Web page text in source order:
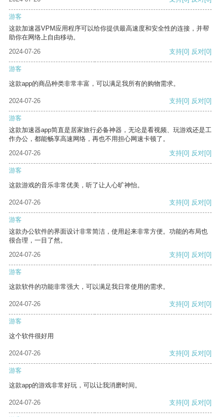
游客
这款加速器VPM应用程序可以给你提供最高速度和安全性的连接，并帮
助你在网络上自由移动。
2024-07-26
支持[0] 反对[0]
游客
这款app的商品种类非常丰富，可以满足我所有的购物需求。
2024-07-26 支持[0] 反对[0]
游客
这款加速器app简直是居家旅行必备神器，无论是看视频、玩游戏还是工
作办公，都能畅享高速网络，再也不用担心网速卡顿了。
2024-07-26
支持[0] 反对[0]
游客
这款游戏的音乐非常优美，听了让人心旷神怡。
2024-07-26 支持[0] 反对[0]
游客
这款办公软件的界面设计非常简洁，使用起来非常方便。功能的布局也
很合理，一目了然。
2024-07-26
支持[0] 反对[0]
游客
这款软件的功能非常强大，可以满足我日常使用的需求。
2024-07-26 支持[0] 反对[0]
游客
这个软件很好用
2024-07-26 支持[0] 反对[0]
游客
这款app的游戏非常好玩，可以让我消磨时间。
2024-07-26 支持[0] 反对[0]